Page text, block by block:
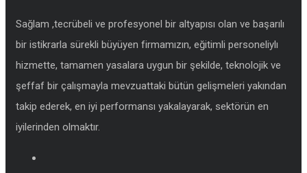
Sağlam ,tecrübeli ve profesyonel bir altyapısı olan ve başarılı
bir istikrarla sürekli büyüyen firmamızın, eğitimli personeliylı
hizmette, tamamen yasalara uygun bir şekilde, teknolojik ve
şeffaf bir çalışmayla mevzuattaki bütün gelişmeleri yakından
takip ederek, en iyi performansı yakalayarak, sektörün en
iyilerinden olmaktır.